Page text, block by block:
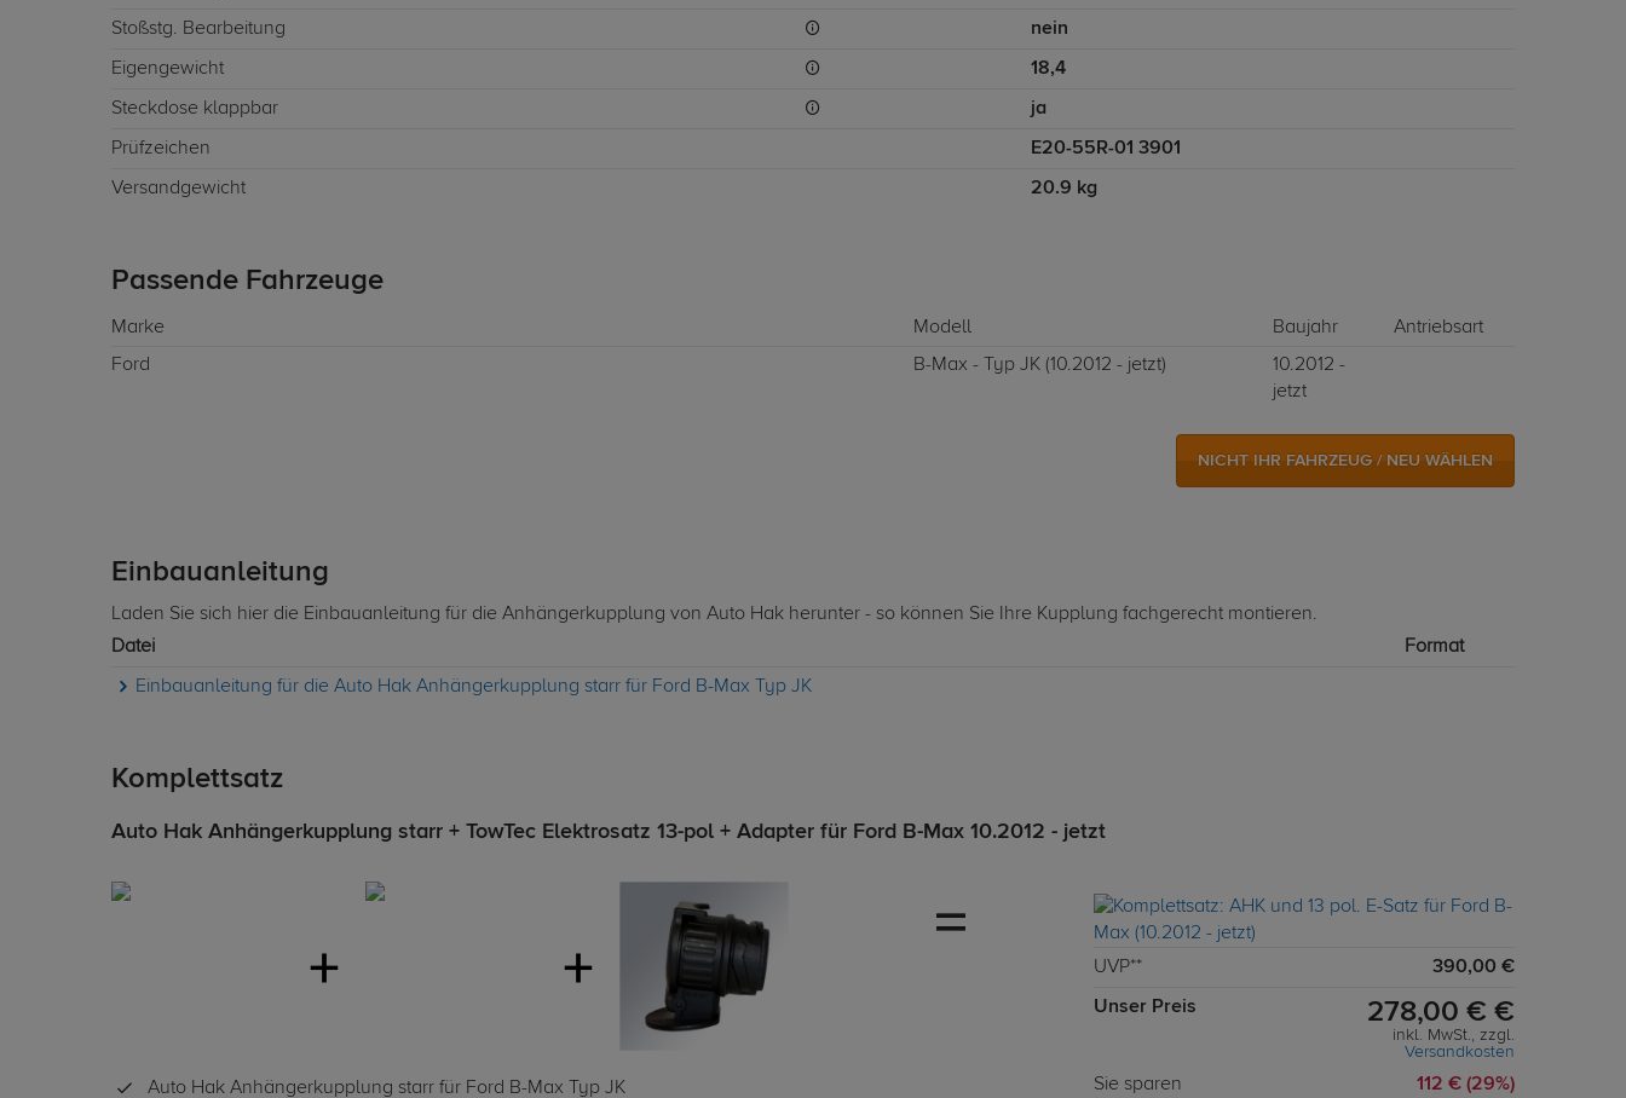
Stoßstg. Bearbeitung nein
Eigengewicht 18,4
Steckdose klappbar ja
Prüfzeichen E20-55R-01 3901
Versandgewicht 20.9 kg
Passende Fahrzeuge
Marke Modell Baujahr
Antriebsart
Ford
B-Max - Typ JK (10.2012 - jetzt)
10.2012 -
jetzt
NICHT IHR FAHRZEUG / NEU WÄHLEN
Einbauanleitung
Laden Sie sich hier die Einbauanleitung für die Anhängerkupplung von Auto Hak herunter - so können Sie Ihre Kupplung fachgerecht montieren.
Datei
Format
Einbauanleitung für die Auto Hak Anhängerkupplung starr für Ford B-Max Typ JK
Komplettsatz
Auto Hak Anhängerkupplung starr + TowTec Elektrosatz 13-pol + Adapter für Ford B-Max 10.2012 - jetzt
Auto Hak Anhängerkupplung starr für Ford B-Max Typ JK
UVP** 390,00 €
Unser Preis 278,00 € €
inkl. MwSt., zzgl.
Versandkosten
Sie sparen 112 € (29%)